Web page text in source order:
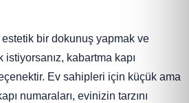
bir dokunuş yapmak ve
kabartma kapı
Ev sahipleri için küçük ama
numaraları, evinizin tarzını